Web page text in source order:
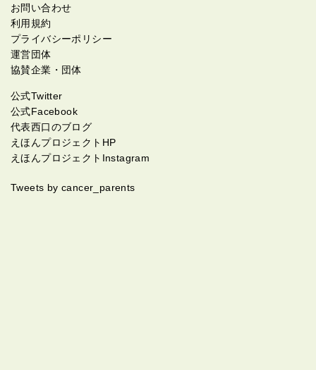
お問い合わせ
利用規約
プライバシーポリシー
運営団体
協賛企業・団体
公式Twitter
公式Facebook
代表西口のブログ
えほんプロジェクトHP
えほんプロジェクトInstagram
Tweets by cancer_parents